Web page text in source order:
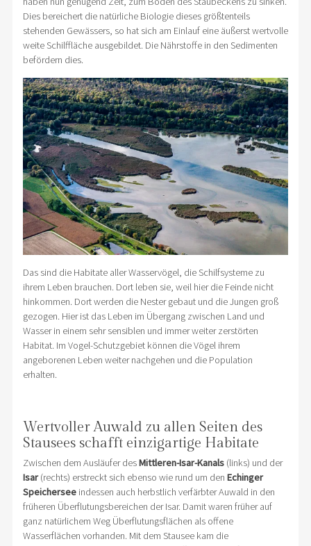
Dies bereichert die natürliche Biologie dieses größtenteils
stehenden Gewässers, so hat sich am Einlauf eine äußerst wertvolle
weite Schilffläche ausgebildet. Die Nährstoffe in den Sedimenten
befördern dies.
Das sind die Habitate aller Wasservögel, die Schilfsysteme zu
ihrem Leben brauchen. Dort leben sie, weil hier die Feinde nicht
hinkommen. Dort werden die Nester gebaut und die Jungen groß
gezogen. Hier ist das Leben im Übergang zwischen Land und
Wasser in einem sehr sensiblen und immer weiter zerstörten
Habitat. Im Vogel-Schutzgebiet können die Vögel ihrem
angeborenen Leben weiter nachgehen und die Population
erhalten.
Wertvoller Auwald zu allen Seiten des
Stausees schafft einzigartige Habitate
Zwischen dem Ausläufer desMittleren-Isar-Kanals(links) und der
Isar(rechts) erstreckt sich ebenso wie rund um den Echinger
Speicherseeindessen auch herbstlich verfärbter Auwald in den
früheren Überflutungsbereichen der Isar. Damit waren früher auf
ganz natürlichem Weg Überflutungsflächen als offene
Wasserflächen vorhanden. Mit dem Stausee kam die